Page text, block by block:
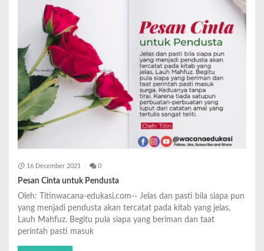
16 December 2021 0
Pesan Cinta untuk Pendusta
Oleh: Titinwacana-edukasi.com-- Jelas dan pasti bila siapa pun
yang menjadi pendusta akan tercatat pada kitab yang jelas,
Lauh Mahfuz. Begitu pula siapa yang beriman dan taat
perintah pasti masuk